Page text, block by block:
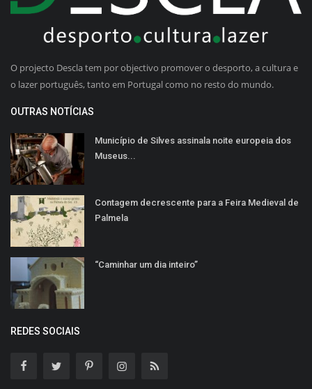
O projecto Descla tem por objectivo promover o desporto, a cultura e
o lazer português, tanto em Portugal como no resto do mundo.
OUTRAS NOTÍCIAS
Município de Silves assinala noite europeia dos
Museus...
Contagem decrescente para a Feira Medieval de
Palmela
“Caminhar um dia inteiro”
REDES SOCIAIS